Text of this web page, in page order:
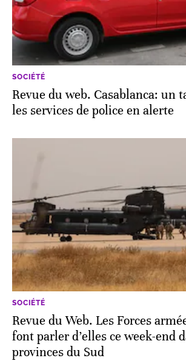
SOCIÉTÉ
Revue du web. Casablanca: un
les services de police en alerte
SOCIÉTÉ
Revue du Web. Les Forces
font parler d’elles ce week-end
provinces du Sud